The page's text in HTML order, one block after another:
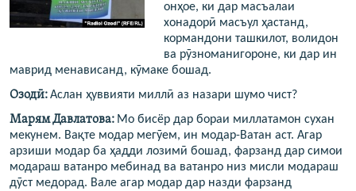
онҳое, ки дар масъалаи
хонадорӣ масъул ҳастанд,
кормандони ташкилот, волидон
ва рӯзноманигороне, ки дар ин
маврид менависанд, кӯмаке бошад.
Озодӣ:Аслан ҳуввияти миллӣ аз назари шумо чист?
Марям Давлатова: Мо бисёр дар бораи миллатамон сухан
мекунем. Вақте модар мегӯем, ин модар-Ватан аст. Агар
арзиши модар ба ҳадди лозимӣ бошад, фарзанд дар симои
модараш ватанро мебинад ва ватанро низ мисли модараш
дӯст медорад. Вале агар модар дар назди фарзанд